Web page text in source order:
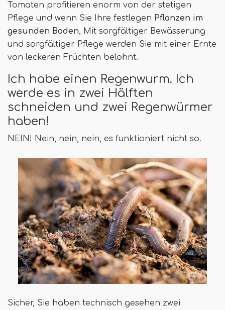
Tomaten profitieren enorm von der stetigen
Pflege und wenn Sie Ihre festlegen Pflanzen im
gesunden Boden, Mit sorgfältiger Bewässerung
und sorgfältiger Pflege werden Sie mit einer Ernte
von leckeren Früchten belohnt.
Ich habe einen Regenwurm. Ich
werde es in zwei Hälften
schneiden und zwei Regenwürmer
haben!
NEIN! Nein, nein, nein, es funktioniert nicht so.
Sicher, Sie haben technisch gesehen zwei